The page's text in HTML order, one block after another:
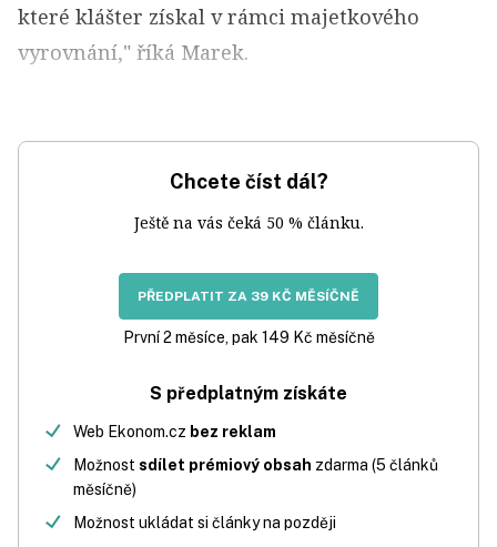
které klášter získal v rámci majetkového
vyrovnání," říká Marek.
Chcete číst dál?
Ještě na vás čeká 50 % článku.
PŘEDPLATIT ZA 39 KČ MĚSÍČNĚ
První 2 měsíce, pak 149 Kč měsíčně
S předplatným získáte
Web Ekonom.cz bez reklam
Možnost sdílet prémiový obsah zdarma (5 článků
měsíčně)
Možnost ukládat si články na později